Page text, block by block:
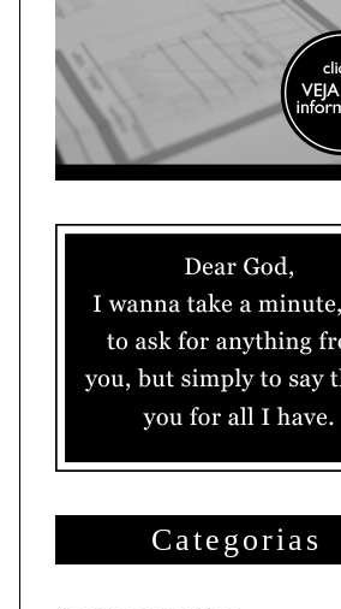
Categorias